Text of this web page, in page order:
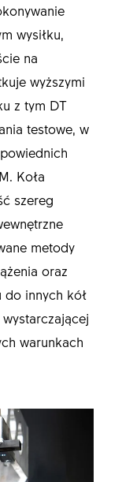
wysiłku,
na
wyższymi
z tym DT
testowe, w
Koła
szereg
metody
oraz
innych kół
warunkach